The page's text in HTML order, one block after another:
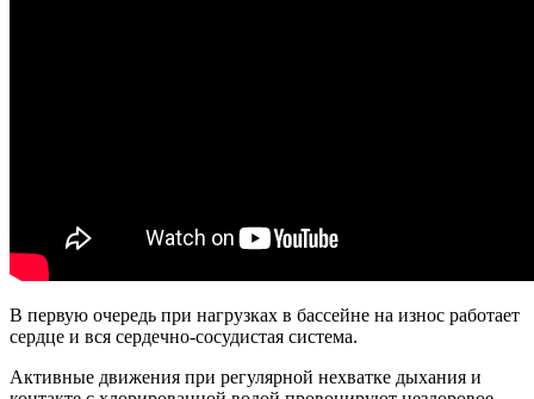
В первую очередь при нагрузках в бассейне на износ работает
сердце и вся сердечно-сосудистая система.
Активные движения при регулярной нехватке дыхания и